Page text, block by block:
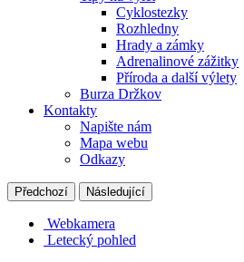
Cyklostezky
Rozhledny
Hrady a zámky
Adrenalinové zážitky
Příroda a další výlety
Burza Držkov
Kontakty
Napište nám
Mapa webu
Odkazy
Předchozí Následující
Webkamera
Letecký pohled